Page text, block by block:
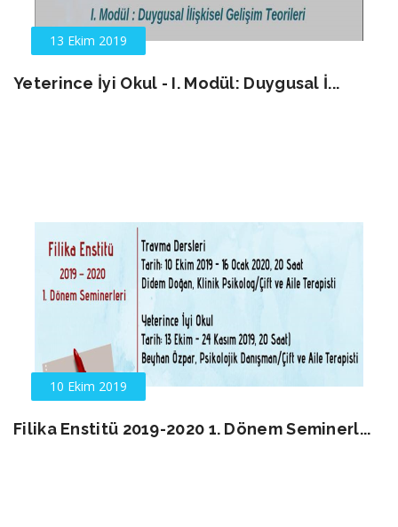
13 Ekim 2019
Yeterince İyi Okul - I. Modül: Duygusal İ...
10 Ekim 2019
Filika Enstitü 2019-2020 1. Dönem Seminerl...